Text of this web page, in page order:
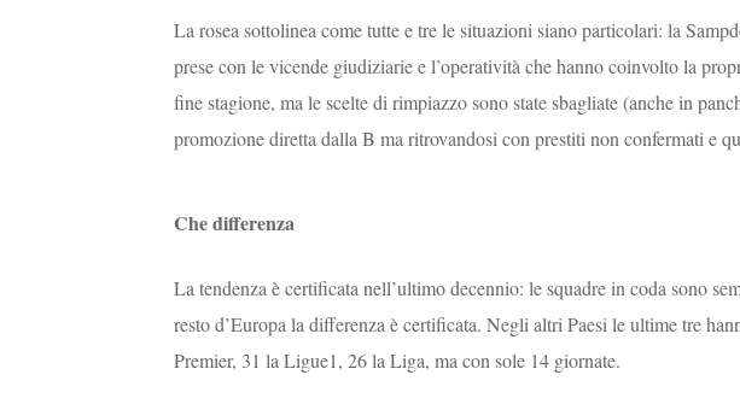
La rosea sottolinea come tutte e tre le situazioni siano particolari: la
prese con le vicende giudiziarie e l’operatività che hanno coinvolto la
fine stagione, ma le scelte di rimpiazzo sono state sbagliate (anche in
promozione diretta dalla B ma ritrovandosi con prestiti non confermati e
Che differenza
La tendenza è certificata nell’ultimo decennio: le squadre in coda sono
resto d’Europa la differenza è certificata. Negli altri Paesi le ultime tre
Premier, 31 la Ligue1, 26 la Liga, ma con sole 14 giornate.